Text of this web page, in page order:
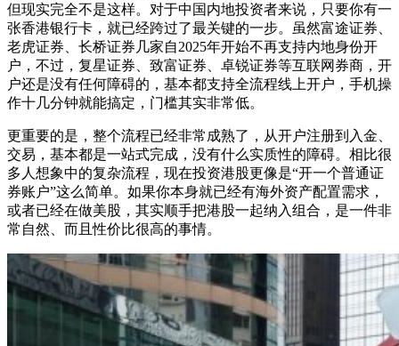
但现实完全不是这样。对于中国内地投资者来说，只要你有一
张香港银行卡，就已经跨过了最关键的一步。虽然富途证券、
老虎证券、长桥证券几家自2025年开始不再支持内地身份开
户，不过，复星证券、致富证券、卓锐证券等互联网券商，开
户还是没有任何障碍的，基本都支持全流程线上开户，手机操
作十几分钟就能搞定，门槛其实非常低。
更重要的是，整个流程已经非常成熟了，从开户注册到入金、
交易，基本都是一站式完成，没有什么实质性的障碍。相比很
多人想象中的复杂流程，现在投资港股更像是“开一个普通证
券账户”这么简单。如果你本身就已经有海外资产配置需求，
或者已经在做美股，其实顺手把港股一起纳入组合，是一件非
常自然、而且性价比很高的事情。